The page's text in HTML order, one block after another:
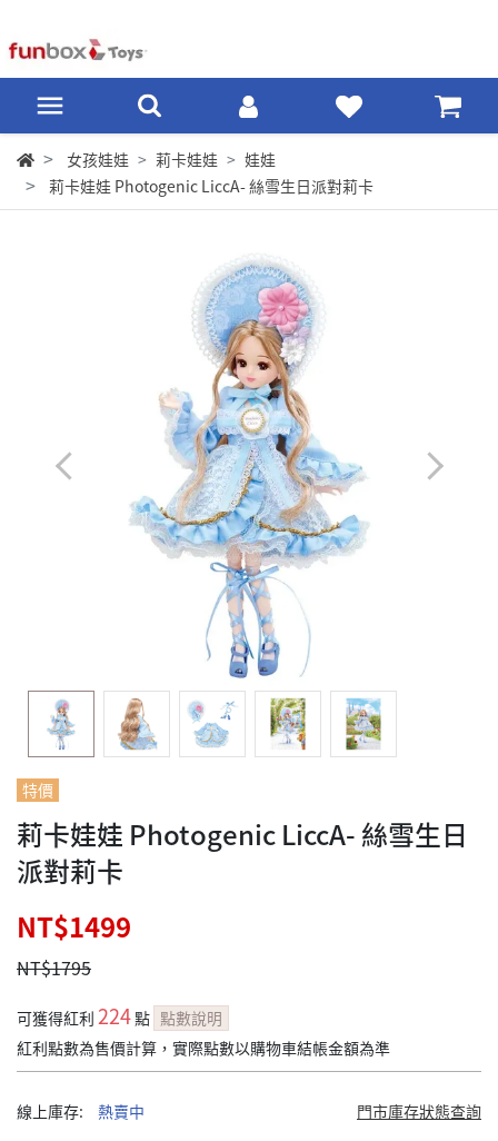
女孩娃娃 莉卡娃娃
娃娃
莉卡娃娃 Photogenic LiccA- 絲雪生日派對莉卡
特價
莉卡娃娃 Photogenic LiccA- 絲雪生日
派對莉卡
NT$1499
NT$1795
可獲得紅利 224點 點數說明
紅利點數為售價計算，實際點數以購物車結帳金額為準
線上庫存: 熱賣中 門市庫存狀態查詢